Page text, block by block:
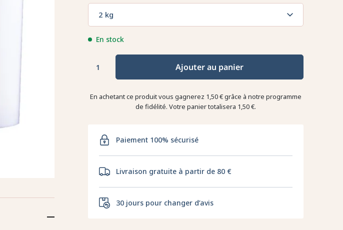
2 kg
En stock
Ajouter au panier
En achetant ce produit vous gagnerez 1,50 €grâce à notre programme
de fidélité. Votre panier totalisera 1,50 €.
Paiement 100% sécurisé
Livraison gratuite à partir de 80 €
30 jours pour changer d’avis